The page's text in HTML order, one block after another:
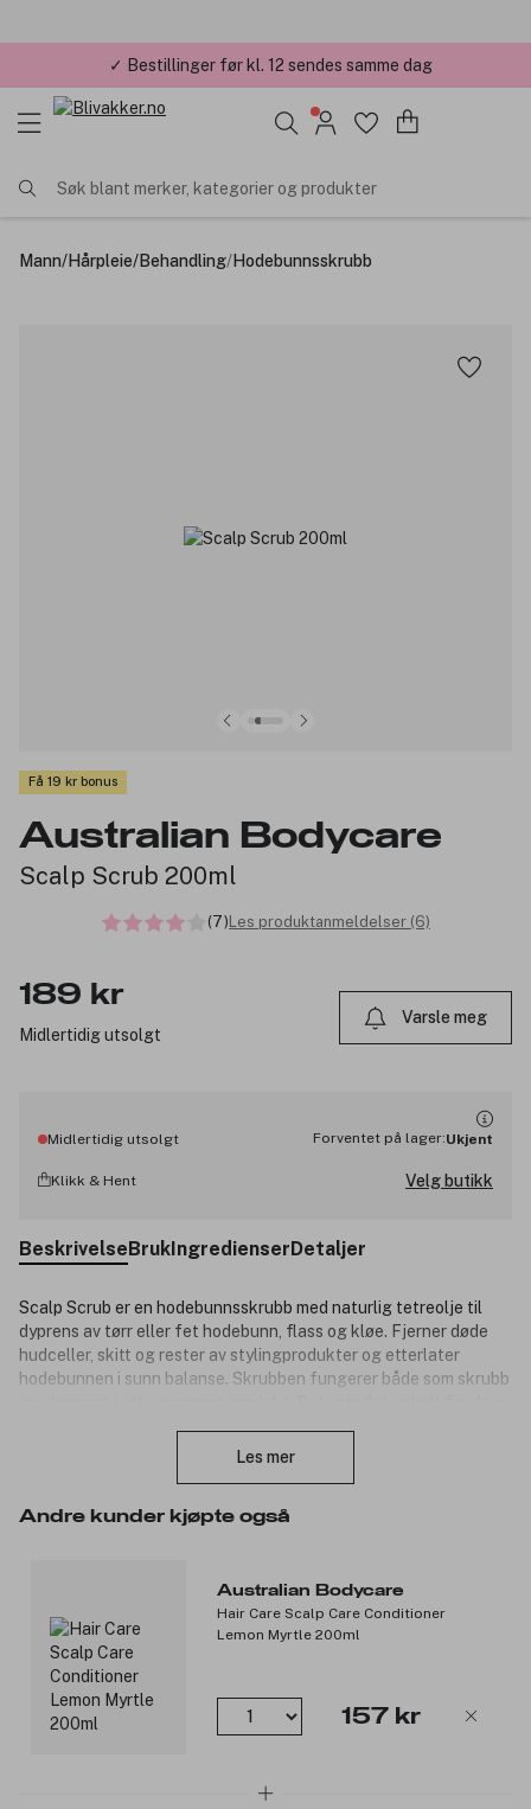
✓ Årets Nettbutikk 2026 og 2025
Søk blant merker, kategorier og produkter
Mann/Hårpleie/Behandling/Hodebunnsskrubb
Få 19 kr bonus
Australian Bodycare
Scalp Scrub 200ml
(7)Les produktanmeldelser (6)
189 kr
Midlertidig utsolgt
Varsle meg
Midlertidig utsolgt Forventet på lager:Ukjent
Klikk & Hent Velg butikk
BeskrivelseBrukIngredienserDetaljer
Scalp Scrub er en hodebunnsskrubb med naturlig tetreolje til
dyprens av tørr eller fet hodebunn, flass og kløe. Fjerner døde
hudceller, skitt og rester av stylingprodukter og etterlater
hodebunnen i sunn balanse. Skrubben fungerer både som skrubb
Scrub reduserer og forebygger forekomsten av kviser, flass og
stylingprodukter og overflødig sebum fra hodebunnen.
Etter bruk vil du oppleve at håret føles lett og voluminøst, og
hodebunnen kan igjen puste.
Produktnummer:
Les mer
Andre kunder kjøpte også
Australian Bodycare
Hair Care Scalp Care Conditioner
Lemon Myrtle 200ml
157 kr